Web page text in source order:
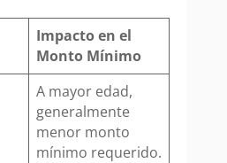
Impacto en el
Monto Mínimo
A mayor edad,
generalmente
menor monto
mínimo requerido.